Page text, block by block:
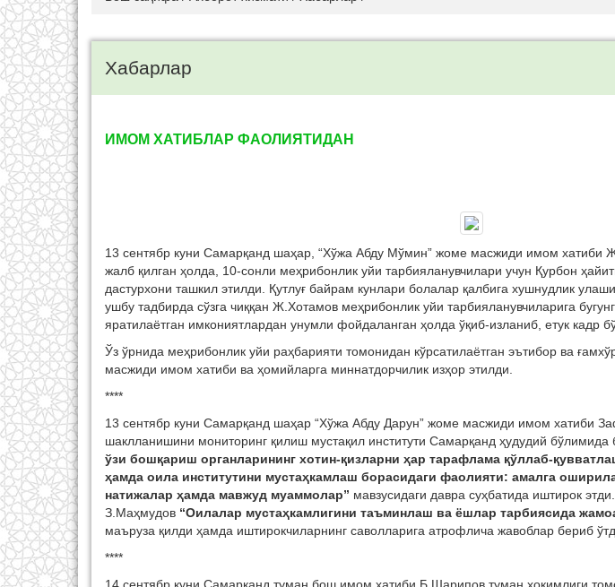
Хабарлар
ИМОМ ХАТИБЛАР ФАОЛИЯТИДАН
13 сентябр куни Самарқанд шаҳар, “Хўжа Абду Мўмин” жоме масжиди имом хатиби
жалб қилган ҳолда, 10-сонли меҳрибонлик уйи тарбияланувчилари учун Қурбон
дастурхони ташкил этилди. Қутлуғ байрам кунлари болалар қалбига хушнудлик
ушбу тадбирда сўзга чиққан Ж.Хотамов меҳрибонлик уйи тарбияланувчиларига
яратилаётган имкониятлардан унумли фойдаланган ҳолда ўқиб-изланиб, етук кадр
Ўз ўрнида меҳрибонлик уйи раҳбарияти томонидан кўрсатилаётган эътибор ва
масжиди имом хатиби ва ҳомийларга миннатдорчилик изҳор этилди.
****
13 сентябр куни Самарқанд шаҳар “Хўжа Абду Дарун” жоме масжиди имом хатиби
шаклланишини мониторинг қилиш мустақил институти Самарқанд ҳудудий бўлимида
ўзи бошқариш органларининг хотин-қизларни ҳар тарафлама қўллаб-
ҳамда оила институтини мустаҳкамлаш борасидаги фаолияти: амалга
натижалар ҳамда мавжуд муаммолар” мавзусидаги давра суҳбатида иштирок
З.Маҳмудов “Оилалар мустаҳкамлигини таъминлаш ва ёшлар тарбиясида
маъруза қилди ҳамда иштирокчиларнинг саволларига атрофлича жавоблар бериб
****